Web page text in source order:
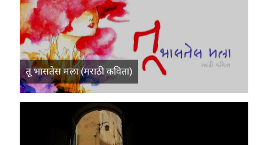
तू भासतेस मला (मराठी कविता)